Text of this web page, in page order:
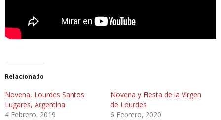
Relacionado
Novena, Lourdes Santos
Lugares, Argentina
4 Febrero, 2019
Novena y Fiesta de la Virgen
de Lourdes
6 Febrero, 2020